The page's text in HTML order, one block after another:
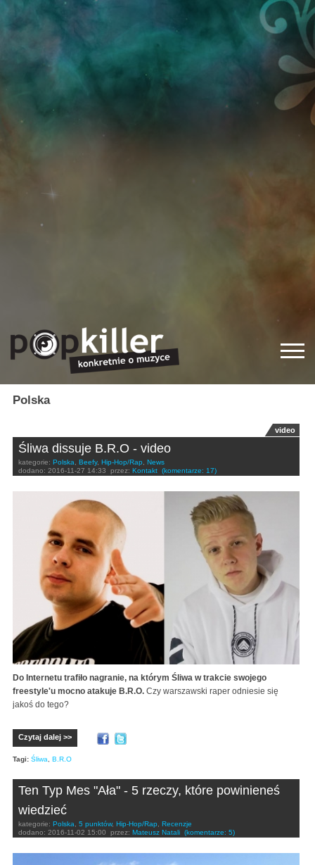
Polska
video
Śliwa dissuje B.R.O - video
kategorie: Polska, Beefy, Hip-Hop/Rap, News
dodano: 2016-11-27 14:33 przez: Kontakt (komentarze: 17)
Do Internetu trafiło nagranie, na którym Śliwa w trakcie swojego
freestyle'u mocno atakuje B.R.O. Czy warszawski raper odniesie się
jakoś do tego?
Czytaj dalej >>
Tagi: Śliwa B.R.O
Ten Typ Mes "Ała" - 5 rzeczy, które powinieneś
wiedzieć
kategorie: Polska 5 punktów, Hip-Hop/Rap
Recenzje
dodano: 2016-11-02 15:00 przez: Mateusz Natali (komentarze: 5)